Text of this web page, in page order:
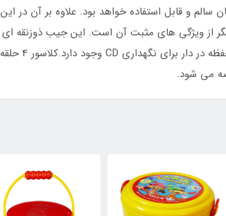
سالم و قابل استفاده خواهد بود. علاوه بر آن در این
از ویژگی های مثبت آن است. این جیب ذوزنقه ای
شکل از جنس طلقی است و روی خود دو برش برای قرار دادن کارت ویزیت و خودکار دارد. در سمت راست کلاسور نیز یک محفظه در دار برای نگهداری CD وجود دارد.کلاسور 4 حلقه